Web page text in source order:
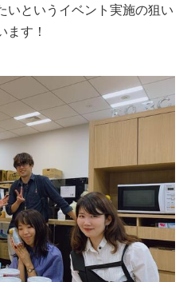
いというイベント実施の狙い
ます！